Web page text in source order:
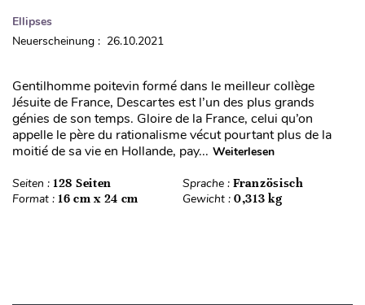
Ellipses
Neuerscheinung : 26.10.2021
Gentilhomme poitevin formé dans le meilleur collège
Jésuite de France, Descartes est l’un des plus grands
génies de son temps. Gloire de la France, celui qu’on
appelle le père du rationalisme vécut pourtant plus de la
moitié de sa vie en Hollande, pay... Weiterlesen
Seiten : 128 Seiten Sprache : Französisch
Format : 16 cm x 24 cm Gewicht : 0,313 kg